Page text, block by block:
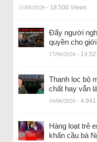
11/05/2026 - 18.500 Views
Đẩy người
quyền cho
17/06/2026 -
Thanh lọc bộ
chất hay vẫn
16/06/2026 -
Hàng loạt trẻ
khẩn cầu bà